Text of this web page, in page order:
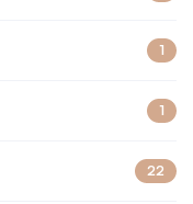
1
1
22